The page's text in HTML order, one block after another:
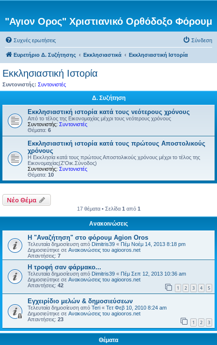
"Αγιον Ορος" Χριστιανικό Ορθόδοξο Φόρουμ
Συχνές ερωτήσεις Σύνδεση
Ευρετήριο Δ. Συζήτησης Εκκλησιαστικά Εκκλησιαστική Ιστορία
Εκκλησιαστική Ιστορία
Συντονιστής: Συντονιστές
Δ. Συζήτηση
Εκκλησιαστική ιστορία κατά τους νεότερους χρόνους
Από το τέλος της Εικονομαχίας μέχρι τους νεότερους χρόνους
Συντονιστής: Συντονιστές
Θέματα: 6
Εκκλησιαστική ιστορία κατά τους πρώτους Αποστολικούς
χρόνους
Η Εκκλησία κατά τους πρώτους Αποστολικούς χρόνους μέχρι το τέλος της
Εικονομαχίας(Ζ'Οικ.Σύνοδος)
Συντονιστής: Συντονιστές
Θέματα: 10
Νέο Θέμα
17 θέματα • Σελίδα 1 από 1
Ανακοινώσεις
Η "Αναζήτηση" στο φόρουμ Agion Oros
Τελευταία δημοσίευση από Dimitris39 « Πέμ Νοέμ 14, 2013 8:18 pm
Δημοσιεύτηκε σε Ανακοινώσεις του agiooros.net
Απαντήσεις: 7
H τροφή σαν φάρμακο...
Τελευταία δημοσίευση από Dimitris39 « Πέμ Σεπ 12, 2013 10:36 am
Δημοσιεύτηκε σε Ανακοινώσεις του agiooros.net
Απαντήσεις: 42 1 2 3 4 5
Εγχειρίδιο μελών & δημοσιεύσεων
Τελευταία δημοσίευση από Teri « Τετ Φεβ 10, 2010 8:24 am
Δημοσιεύτηκε σε Ανακοινώσεις του agiooros.net
Απαντήσεις: 23 1 2 3
Θέματα